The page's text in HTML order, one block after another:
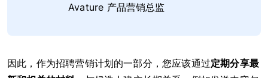
Avature 产品营销总监
因此，作为招聘营销计划的一部分，您应该通过定期分享最